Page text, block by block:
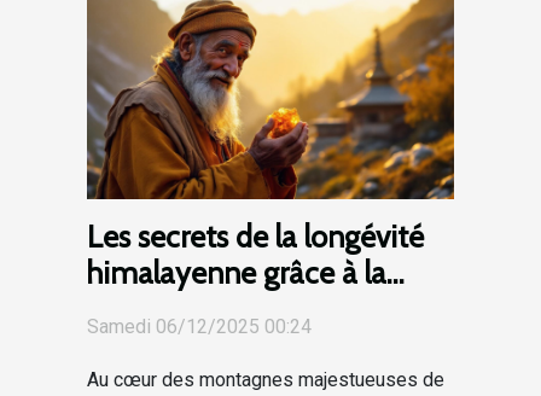
Les secrets de la longévité
himalayenne grâce à la
résine naturelle
Samedi 06/12/2025 00:24
Au cœur des montagnes majestueuses de